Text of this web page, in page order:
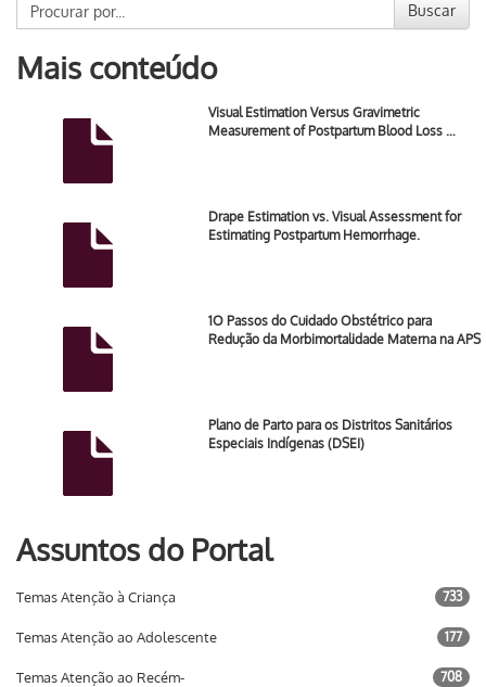
Buscar
Mais conteúdo
Visual Estimation Versus Gravimetric
Measurement of Postpartum Blood Loss …
Drape Estimation vs. Visual Assessment for
Estimating Postpartum Hemorrhage.
1O Passos do Cuidado Obstétrico para
Redução da Morbimortalidade Materna na APS
Plano de Parto para os Distritos Sanitários
Especiais Indígenas (DSEI)
Assuntos do Portal
Temas Atenção à Criança 733
Temas Atenção ao Adolescente 177
Temas Atenção ao Recém-
708